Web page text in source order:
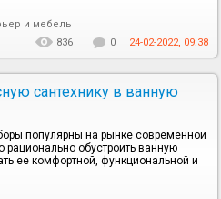
и мебель
836
0 24-02-2022, 09:38
сантехнику в ванную
популярны на рынке современной
обустроить ванную
ее комфортной, функциональной и